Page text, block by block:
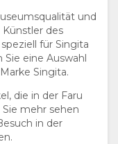
stark vom
die Tiere im
März von den
der
Region in
Nationalparks,
Flusses, von
und
des
für Singita
eine Auswahl
Singita.
die in der Faru
mehr sehen
in der